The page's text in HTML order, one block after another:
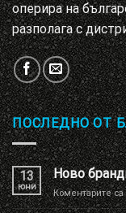
оперира на
разполага с
ПОСЛЕДНО ОТ
13
юни
Ново
Коментарите